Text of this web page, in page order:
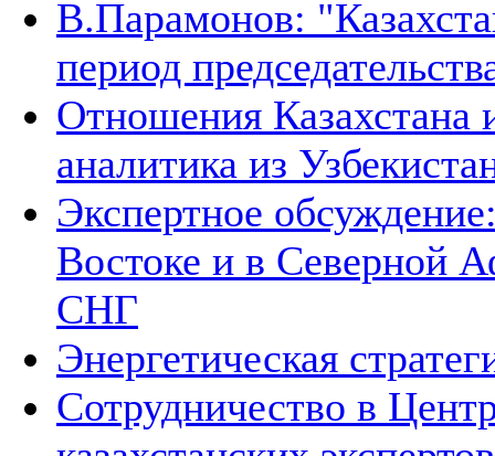
В.Парамонов:
период
Отношения Казахстана
аналитика из
Экспертное
Востоке и в Северной
СНГ
Энергетическая
Сотрудничество в